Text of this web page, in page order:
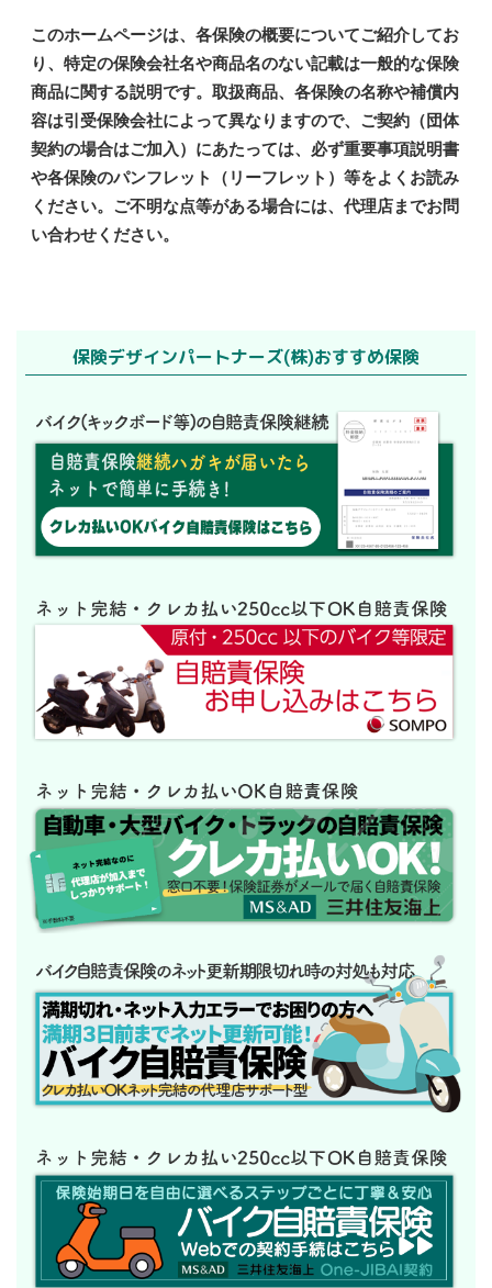
このホームページは、各保険の概要についてご紹介してお
り、特定の保険会社名や商品名のない記載は一般的な保険
商品に関する説明です。取扱商品、各保険の名称や補償内
容は引受保険会社によって異なりますので、ご契約（団体
契約の場合はご加入）にあたっては、必ず重要事項説明書
や各保険のパンフレット（リーフレット）等をよくお読み
ください。ご不明な点等がある場合には、代理店までお問
い合わせください。